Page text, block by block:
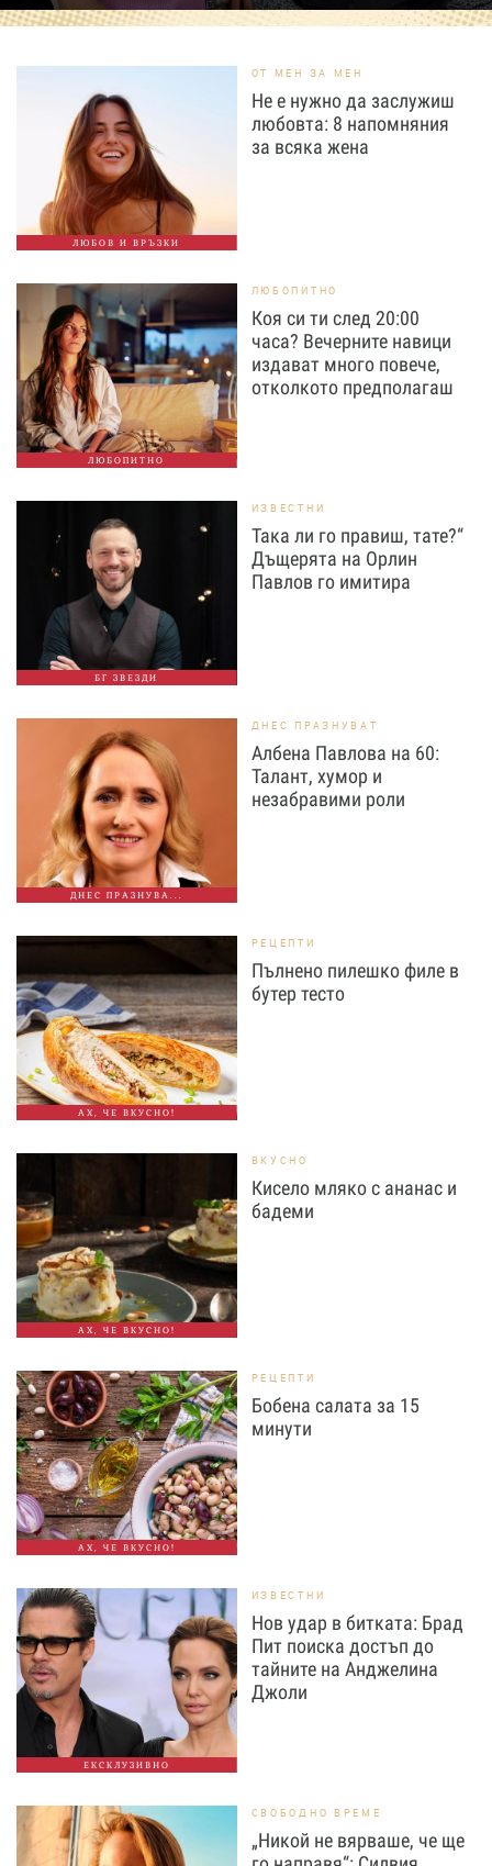
ЛЮБОВ И ВРЪЗКИ
ОТ МЕН ЗА МЕН
Не е нужно да заслужиш
любовта: 8 напомняния
за всяка жена
ЛЮБОПИТНО
ЛЮБОПИТНО
Коя си ти след 20:00
часа? Вечерните навици
издават много повече,
отколкото предполагаш
БГ ЗВЕЗДИ
ИЗВЕСТНИ
Така ли го правиш, тате?“
Дъщерята на Орлин
Павлов го имитира
ДНЕС ПРАЗНУВА...
ДНЕС ПРАЗНУВАТ
Албена Павлова на 60:
Талант, хумор и
незабравими роли
АХ, ЧЕ ВКУСНО!
РЕЦЕПТИ
Пълнено пилешко филе в
бутер тесто
АХ, ЧЕ ВКУСНО!
ВКУСНО
Кисело мляко с ананас и
бадеми
АХ, ЧЕ ВКУСНО!
РЕЦЕПТИ
Бобена салата за 15
минути
ЕКСКЛУЗИВНО
ИЗВЕСТНИ
Нов удар в битката: Брад
Пит поиска достъп до
тайните на Анджелина
Джоли
СВОБОДНО ВРЕМЕ
„Никой не вярваше, че ще